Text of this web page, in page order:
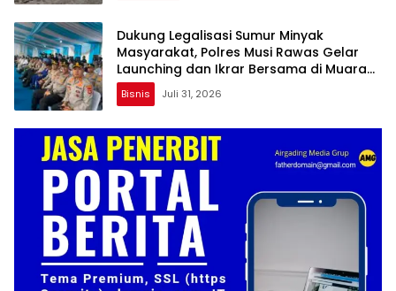
Dukung Legalisasi Sumur Minyak
Masyarakat, Polres Musi Rawas Gelar
Launching dan Ikrar Bersama di Muara
Lakitan
Bisnis Juli 31, 2026